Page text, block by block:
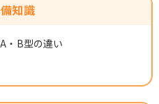
知識
・B型の違い